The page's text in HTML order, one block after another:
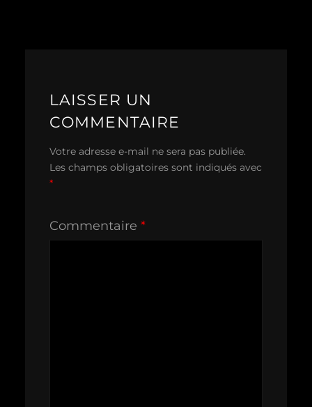
LAISSER UN
COMMENTAIRE
Votre adresse e-mail ne sera pas publiée.
Les champs obligatoires sont indiqués avec
*
Commentaire *